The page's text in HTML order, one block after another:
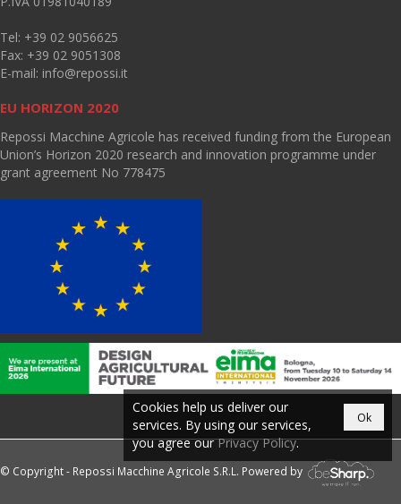
Tel: +39 02 9056625
Fax: +39 02 9051308
E-mail: info@repossi.it
EU HORIZON 2020
Repossi Macchine Agricole has received funding from the European
Union’s Horizon 2020 research and innovation programme under
grant agreement No 778475
© Copyright - Repossi Macchine Agricole S.R.L. Powered by
Cookies help us deliver our
services. By using our services,
you agree ourPrivacy Policy.
Ok